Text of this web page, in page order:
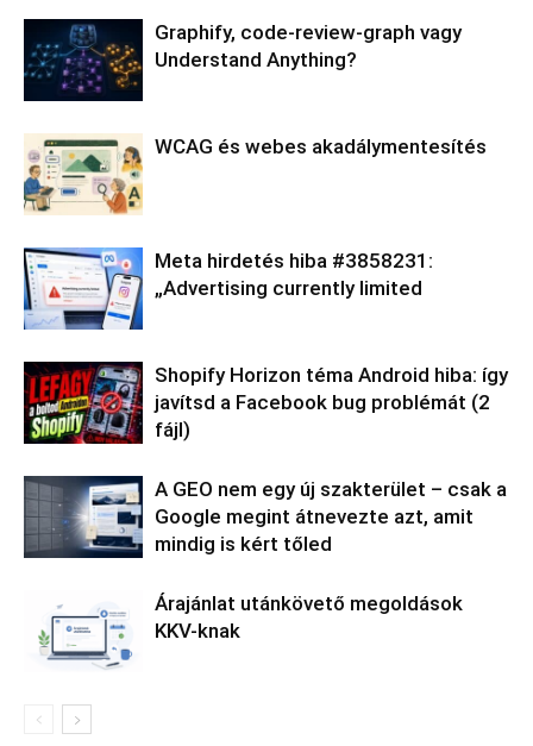
Graphify, code-review-graph vagy
Understand Anything?
WCAG és webes akadálymentesítés
Meta hirdetés hiba #3858231:
„Advertising currently limited
Shopify Horizon téma Android hiba: így
javítsd a Facebook bug problémát (2
fájl)
A GEO nem egy új szakterület – csak a
Google megint átnevezte azt, amit
mindig is kért tőled
Árajánlat utánkövető megoldások
KKV-knak